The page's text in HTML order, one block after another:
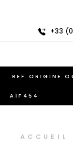
+33
A1F454
ACCUEIL